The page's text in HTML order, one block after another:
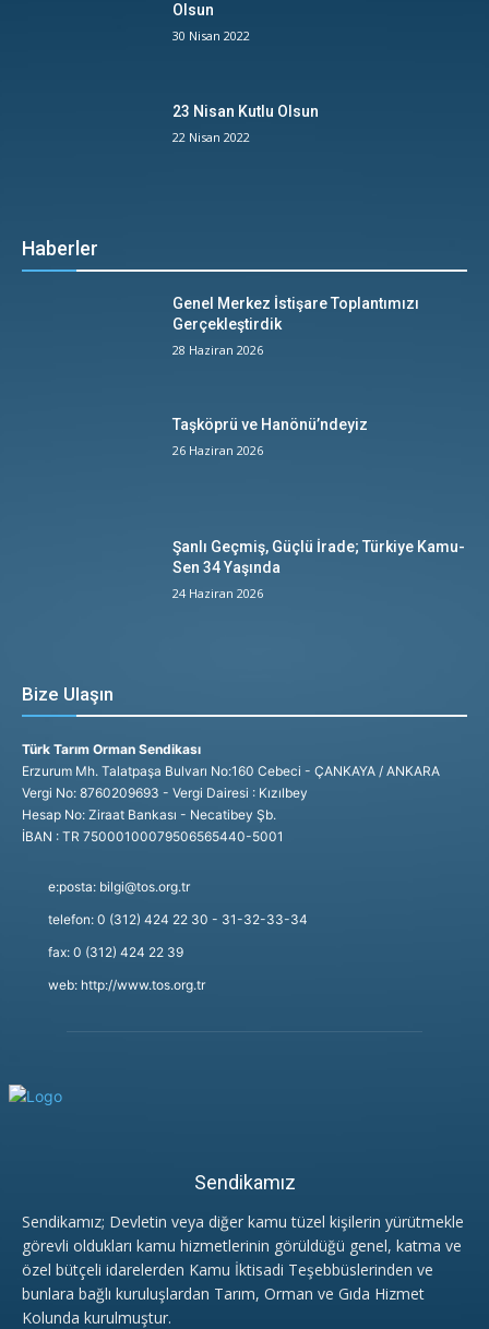
Olsun
30 Nisan 2022
23 Nisan Kutlu Olsun
22 Nisan 2022
Haberler
Genel Merkez İstişare Toplantımızı
Gerçekleştirdik
28 Haziran 2026
Taşköprü ve Hanönü’ndeyiz
26 Haziran 2026
Şanlı Geçmiş, Güçlü İrade; Türkiye Kamu-
Sen 34 Yaşında
24 Haziran 2026
Bize Ulaşın
Türk Tarım Orman Sendikası
Erzurum Mh. Talatpaşa Bulvarı No:160 Cebeci - ÇANKAYA / ANKARA
Vergi No: 8760209693 - Vergi Dairesi : Kızılbey
Hesap No: Ziraat Bankası - Necatibey Şb.
İBAN : TR 75000100079506565440-5001
e:posta: bilgi@tos.org.tr
telefon: 0 (312) 424 22 30 - 31-32-33-34
fax: 0 (312) 424 22 39
web: http://www.tos.org.tr
Sendikamız
Sendikamız; Devletin veya diğer kamu tüzel kişilerin yürütmekle
görevli oldukları kamu hizmetlerinin görüldüğü genel, katma ve
özel bütçeli idarelerden Kamu İktisadi Teşebbüslerinden ve
bunlara bağlı kuruluşlardan Tarım, Orman ve Gıda Hizmet
Kolunda kurulmuştur.